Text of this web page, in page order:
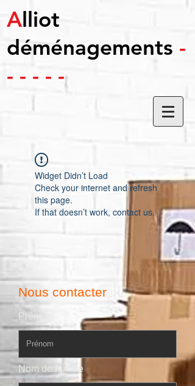
Alliot
déménagements -
- - - - -
Widget Didn’t Load
Check your internet and refresh
this page.
If that doesn’t work, contact us.
Nous contacter
Prénom
Nom de famille